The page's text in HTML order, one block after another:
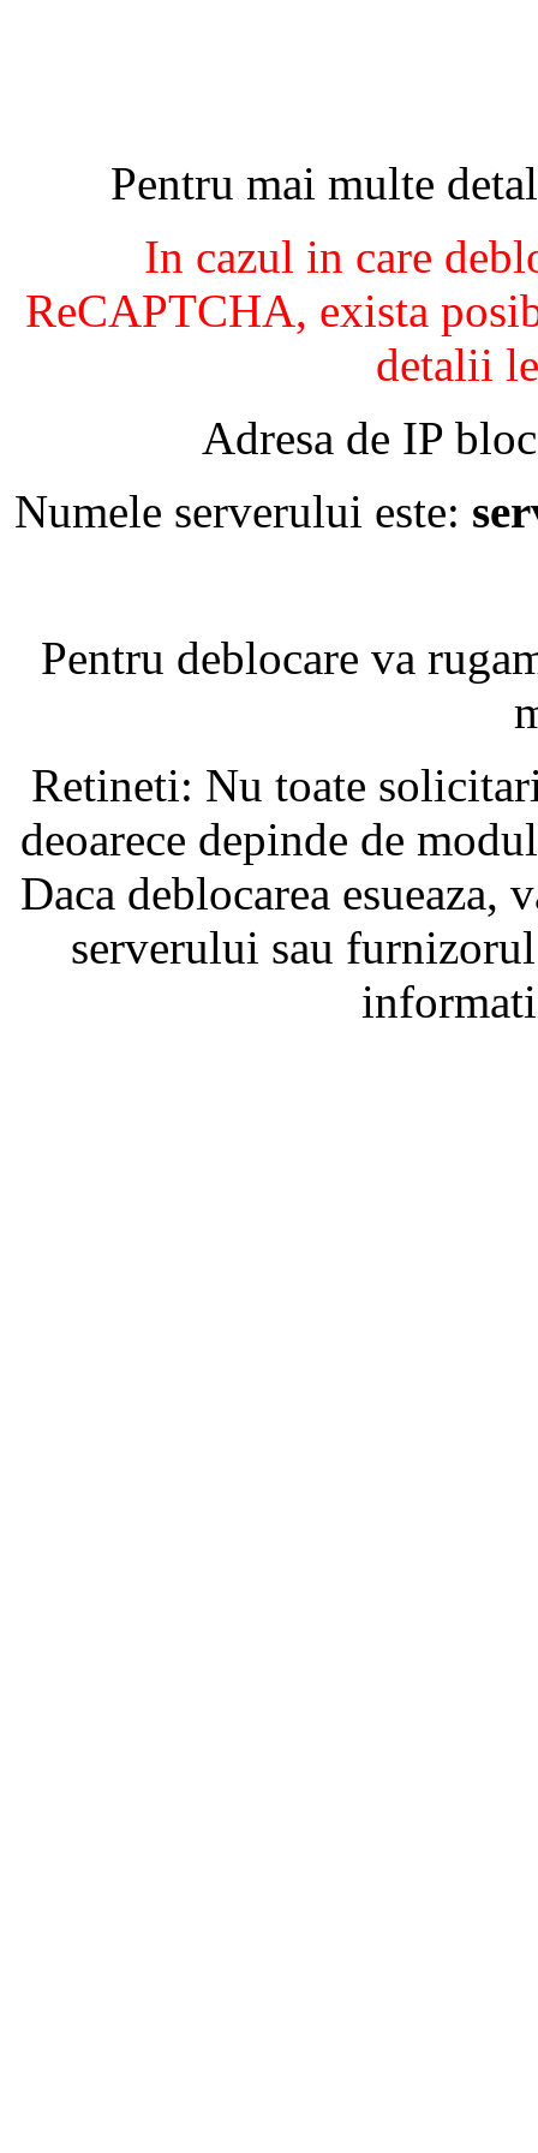
Pentru mai multe
In cazul in care
ReCAPTCHA, exista
detalii
Adresa de IP
Numele serverului este:
Pentru deblocare va
Retineti: Nu toate
deoarece depinde de
Daca deblocarea
serverului sau